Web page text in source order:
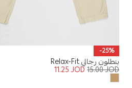
-25%
بنطلون رجالي Relax-Fit
15.00JOD
11.25JOD